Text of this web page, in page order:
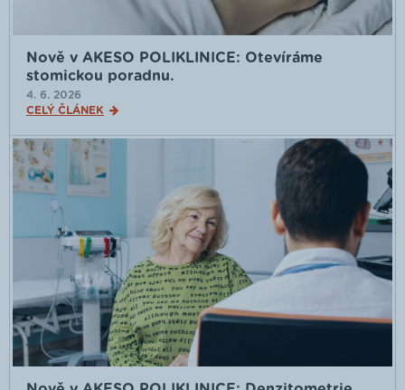
Nově v AKESO POLIKLINICE: Otevíráme
stomickou poradnu.
4. 6. 2026
CELÝ ČLÁNEK